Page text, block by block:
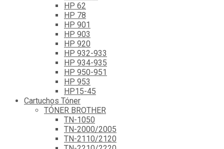
HP 62
HP 78
HP 901
HP 903
HP 920
HP 932-933
HP 934-935
HP 950-951
HP 953
HP15-45
Cartuchos Tóner
TÓNER BROTHER
TN-1050
TN-2000/2005
TN-2110/2120